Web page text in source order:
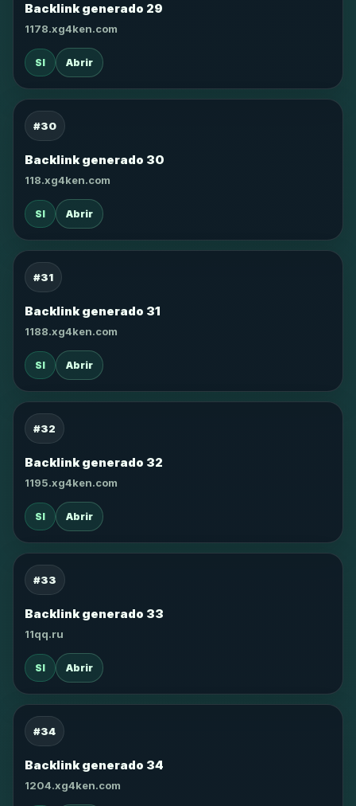
Backlink generado 29
1178.xg4ken.com
SI Abrir
#30
Backlink generado 30
118.xg4ken.com
SI Abrir
#31
Backlink generado 31
1188.xg4ken.com
SI Abrir
#32
Backlink generado 32
1195.xg4ken.com
SI Abrir
#33
Backlink generado 33
11qq.ru
SI Abrir
#34
Backlink generado 34
1204.xg4ken.com